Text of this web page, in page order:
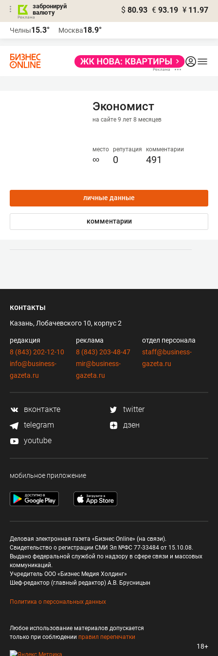
забронируй
валюту
$ 80.93 € 93.19 ¥ 11.97
Челны15.3° Москва18.9°
Экономист
на сайте 9 лет 8 месяцев
место
∞
репутация
0
комментарии
491
личные данные
комментарии
контакты
Казань, Лобачевского 10, корпус 2
редакция
8 (843) 202-12-10
info@business-
gazeta.ru
реклама
8 (843) 203-48-47
mir@business-
gazeta.ru
отдел персонала
staff@business-
gazeta.ru
вконтакте
twitter
telegram
дзен
youtube
мобильное приложение
Деловая электронная газета «Бизнес Online» (на связи).
Свидетельство о регистрации СМИ Эл №ФС 77-33484 от 15.10.08.
Выдано федеральной службой по надзору в сфере связи и массовых
коммуникаций.
Учредитель ООО «Бизнес Медия Холдинг»
Шеф-редактор (главный редактор) А.В. Брусницын
Политика о персональных данных
Любое использование материалов допускается
только при соблюдении правил перепечатки
18+